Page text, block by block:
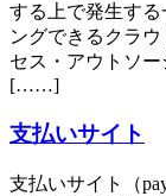
する上で発生す
ングできるクラ
セス・アウトソー
[……]
支払いサイト
支払いサイト（